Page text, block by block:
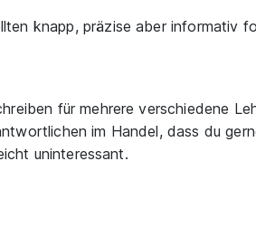
knapp, präzise aber informativ
für mehrere verschiedene
im Handel, dass du
uninteressant.